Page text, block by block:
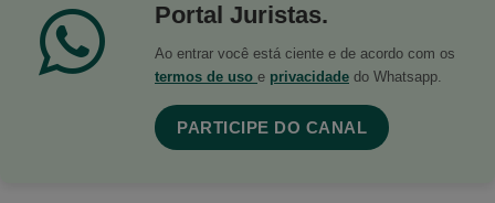
Portal Juristas.
Ao entrar você está ciente e de acordo com os
termos de uso e privacidade do Whatsapp.
PARTICIPE DO CANAL